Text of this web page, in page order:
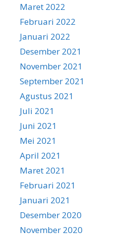
Maret 2022
Februari 2022
Januari 2022
Desember 2021
November 2021
September 2021
Agustus 2021
Juli 2021
Juni 2021
Mei 2021
April 2021
Maret 2021
Februari 2021
Januari 2021
Desember 2020
November 2020